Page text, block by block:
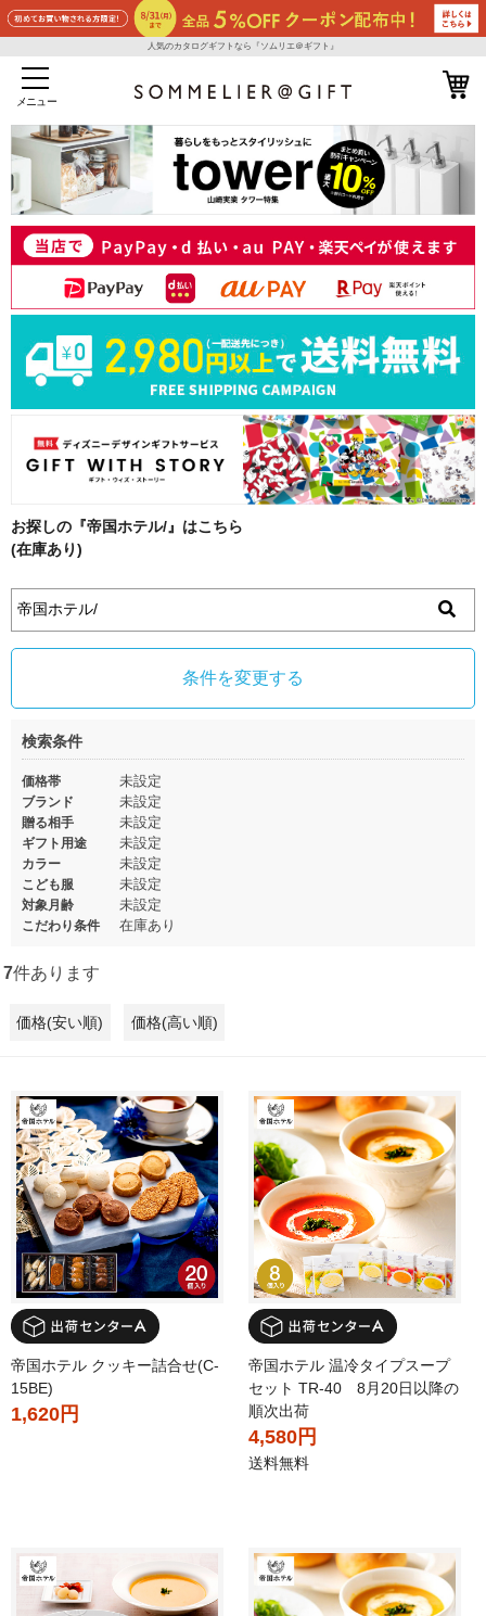
人気のカタログギフトなら『ソムリエ＠ギフト』
メニュー
お探しの『帝国ホテル/』はこちら
(在庫あり)
条件を変更する
検索条件
価格帯 未設定
ブランド 未設定
贈る相手 未設定
ギフト用途 未設定
カラー 未設定
こども服 未設定
対象月齢 未設定
こだわり条件 在庫あり
7件あります
価格(安い順) 価格(高い順)
帝国ホテル クッキー詰合せ(C-
15BE)
1,620円
帝国ホテル 温冷タイプスープ
セット TR-40 8月20日以降の
順次出荷
4,580円
送料無料